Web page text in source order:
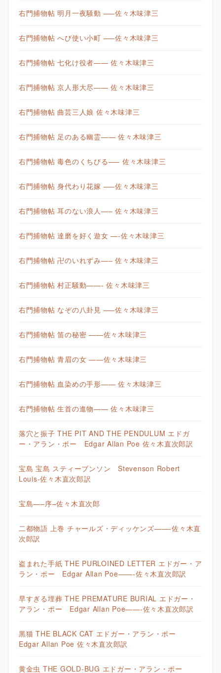
右門捕物帖 明月一夜騒動 —–佐々木味津三
右門捕物帖 へび使い小町 —–佐々木味津三
右門捕物帖 七化け役者—— 佐々木味津三
右門捕物帖 京人形大尽—— 佐々木味津三
右門捕物帖 曲芸三人娘 佐々木味津三
右門捕物帖 足のある幽霊—— 佐々木味津三
右門捕物帖 毒色のくちびる—– 佐々木味津三
右門捕物帖 身代わり花嫁 —–佐々木味津三
右門捕物帖 耳のない浪人—– 佐々木味津三
右門捕物帖 達磨を好く遊女 —-佐々木味津三
右門捕物帖 卍のいれずみ—– 佐々木味津三
右門捕物帖 村正騒動——- 佐々木味津三
右門捕物帖 なぞの八卦見 —–佐々木味津三
右門捕物帖 笛の秘密 ——佐々木味津三
右門捕物帖 青眉の女 ——佐々木味津三
右門捕物帖 血染めの手形—— 佐々木味津三
右門捕物帖 生首の進物—— 佐々木味津三
落穴と振子 THE PIT AND THE PENDULUM エドガ
ー・アラン・ポー Edgar Allan Poe 佐々木直次郎訳
宝島 宝島 スティーブンソン Stevenson Robert
Louis-佐々木直次郎訳
宝島—–序–佐々木直次郎
二都物語 上巻 チャールズ・ディッケンズ——-佐々木直
次郎訳
盗まれた手紙 THE PURLOINED LETTER エドガー・ア
ラン・ポー Edgar Allan Poe——-佐々木直次郎訳
早すぎる埋葬 THE PREMATURE BURIAL エドガー・
アラン・ポー Edgar Allan Poe——-佐々木直次郎訳
黒猫 THE BLACK CAT エドガー・アラン・ポー
Edgar Allan Poe 佐々木直次郎訳
黄金虫 THE GOLD-BUG エドガー・アラン・ポー